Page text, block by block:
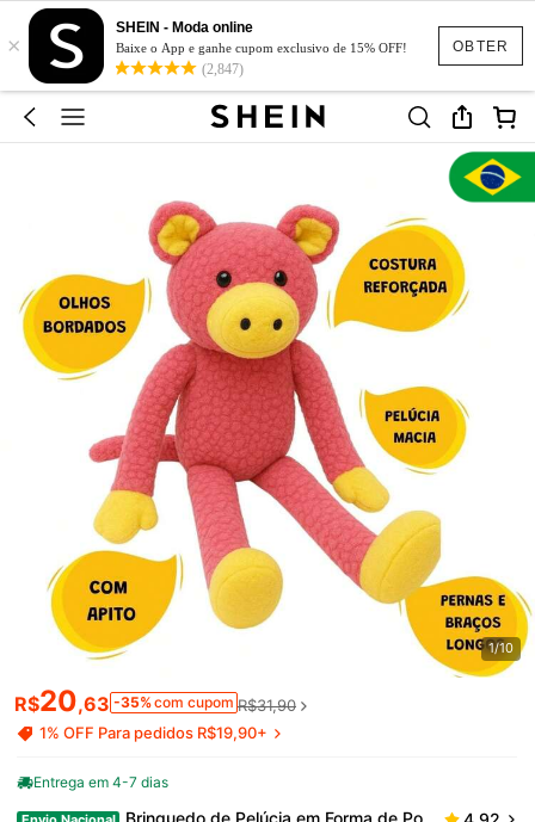
OBTER
×
SHEIN - Moda online
Baixe o App e ganhe cupom exclusivo de 15% OFF!
(2,847)
1/10
R$20,63 -35%com cupom R$31,90
1% OFF Para pedidos R$19,90+
Entrega em 4-7 dias